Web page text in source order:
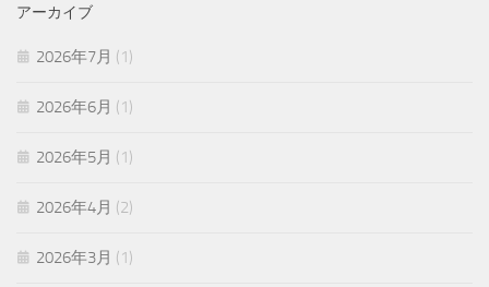
アーカイブ
2026年7月 (1)
2026年6月 (1)
2026年5月 (1)
2026年4月 (2)
2026年3月 (1)